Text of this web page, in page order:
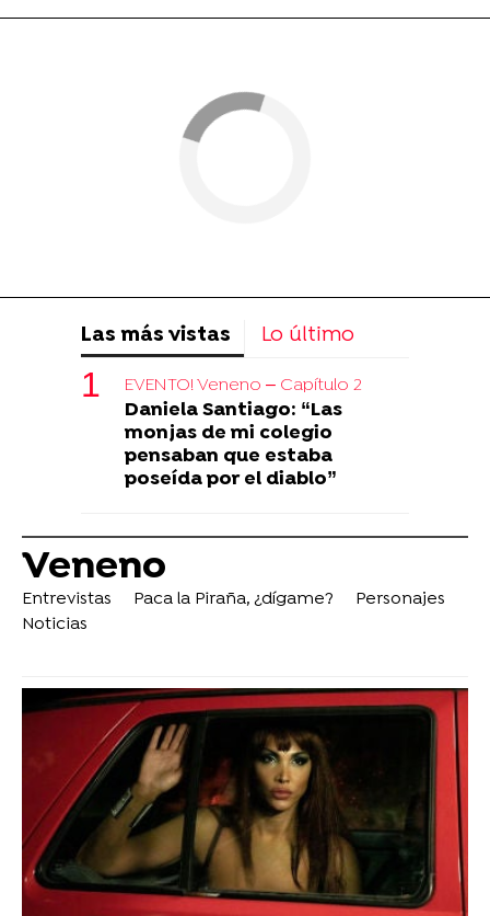
Las más vistas Lo último
EVENTO! Veneno – Capítulo 2
Daniela Santiago: “Las
monjas de mi colegio
pensaban que estaba
poseída por el diablo”
Veneno
Entrevistas Paca la Piraña, ¿dígame?
Personajes
Noticias